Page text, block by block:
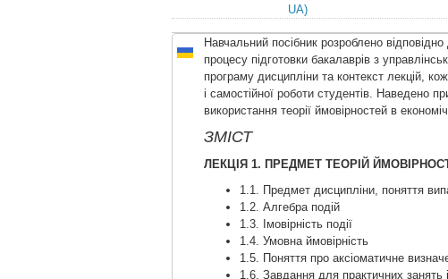
UA)
Навчальний посібник розроблено
процесу підготовки бакалаврів з
програму дисципліни та контекст лекцій,
і самостійної роботи студентів. Наведено
використання теорії ймовірностей в
ЗМІСТ
ЛЕКЦІЯ 1. ПРЕДМЕТ ТЕОРІЙ
1.1. Предмет дисципліни, поняття
1.2. Алгебра подій
1.3. Імовірність події
1.4. Умовна ймовірність
1.5. Поняття про аксіоматичне
1.6. Завдання для практичних занять